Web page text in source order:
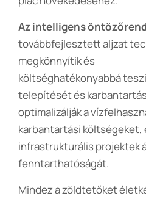
Az intelligens
továbbfejlesztett aljzat
megkönnyítik és
költséghatékonyabbá
telepítését és
optimalizálják a
karbantartási költségeket,
infrastrukturális projektek
fenntarthatóságát.
Mindez a zöldtetőket